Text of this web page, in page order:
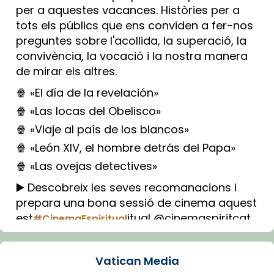
per a aquestes vacances. Històries per a
tots els públics que ens conviden a fer-nos
preguntes sobre l'acollida, la superació, la
convivència, la vocació i la nostra manera
de mirar els altres.
🍿 «El día de la revelación»
🍿 «Las locas del Obelisco»
🍿 «Viaje al país de los blancos»
🍿 «León XIV, el hombre detrás del Papa»
🍿 «Las ovejas detectives»
▶️ Descobreix les seves recomanacions i
prepara una bona sessió de cinema aquest
est#CinemaEspiritualitual @cinemaspiritcat
Imatge: Generada amb IA (OpenAI)
Vatican Media